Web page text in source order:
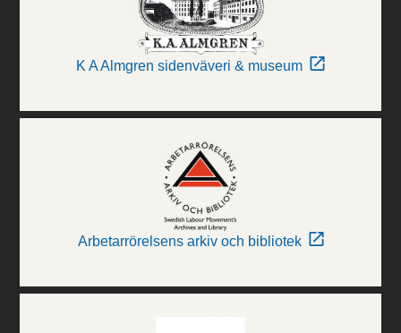
K A Almgren sidenväveri & museum
Arbetarrörelsens arkiv och bibliotek